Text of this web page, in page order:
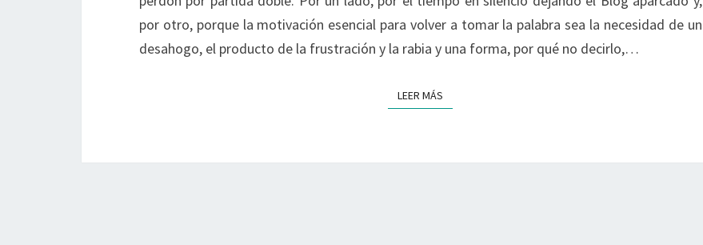
por otro, porque la motivación esencial para volver a tomar la palabra sea la necesidad de un
desahogo, el producto de la frustración y la rabia y una forma, por qué no decirlo,…
LEER MÁS